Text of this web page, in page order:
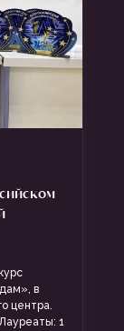
в
центра.
1